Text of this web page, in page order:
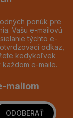
ponúk pre
Vašu e-mailovú
týchto e-
odkaz,
kedykoľvek
e-maile.
mailom
ODOBERAŤ